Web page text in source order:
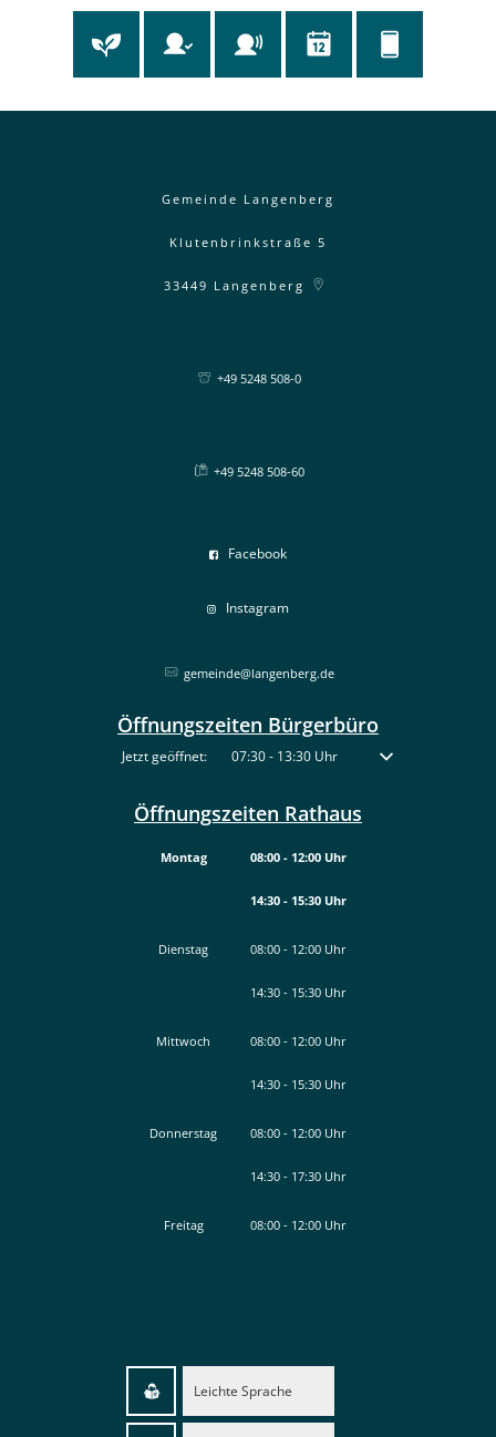
Gemeinde Langenberg
Klutenbrinkstraße 5
33449 Langenberg
+49 5248 508-0
+49 5248 508-60
Facebook
Instagram
gemeinde@langenberg.de
Öffnungszeiten Bürgerbüro
Klicken, um weitere Öffnungs- oder Schließzeiten auszublenden
Jetzt geöffnet: 07:30- 13:30Uhr Von 07:30 bis 13:30
Öffnungszeiten Rathaus
Montag 08:00- 12:00Uhr
Von 08:00 bis 12:00 Uhr
14:30- 15:30Uhr
Von 14:30 bis 15:30 Uhr
Dienstag 08:00- 12:00Uhr
Von 08:00 bis 12:00 Uhr
14:30- 15:30Uhr
Von 14:30 bis 15:30 Uhr
Mittwoch 08:00- 12:00Uhr
Von 08:00 bis 12:00 Uhr
14:30- 15:30Uhr
Von 14:30 bis 15:30 Uhr
Donnerstag 08:00- 12:00Uhr
Von 08:00 bis 12:00 Uhr
14:30- 17:30Uhr
Von 14:30 bis 17:30 Uhr
Freitag 08:00- 12:00Uhr
Leichte Sprache